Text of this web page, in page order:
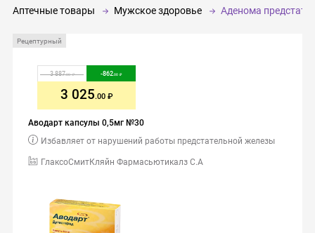
Аптечные товары Мужское здоровье Аденома
Рецептурный
Аводарт капсулы 0,5мг №30
ГлаксоСмитКляйн Фармасьютикалз С.А
Избавляет от нарушений работы предстательной железы
3 887.00 -862.00
3 025.00